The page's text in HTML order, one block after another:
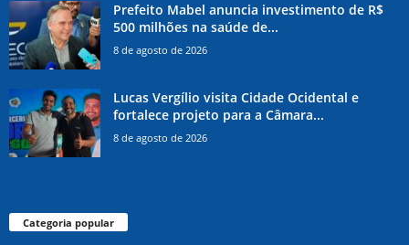
Prefeito Mabel anuncia investimento de R$
500 milhões na saúde de...
8 de agosto de 2026
Lucas Vergílio visita Cidade Ocidental e
fortalece projeto para a Câmara...
8 de agosto de 2026
Categoria popular